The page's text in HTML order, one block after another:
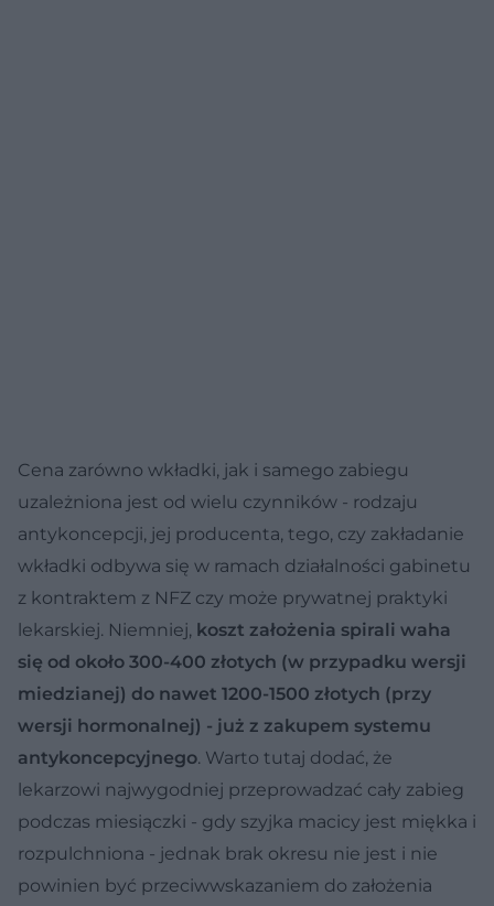
Cena zarówno wkładki, jak i samego zabiegu
uzależniona jest od wielu czynników - rodzaju
antykoncepcji, jej producenta, tego, czy zakładanie
wkładki odbywa się w ramach działalności gabinetu
z kontraktem z NFZ czy może prywatnej praktyki
lekarskiej. Niemniej, koszt założenia spirali waha
się od około 300-400 złotych (w przypadku wersji
miedzianej) do nawet 1200-1500 złotych (przy
wersji hormonalnej) - już z zakupem systemu
antykoncepcyjnego. Warto tutaj dodać, że
lekarzowi najwygodniej przeprowadzać cały zabieg
podczas miesiączki - gdy szyjka macicy jest miękka i
rozpulchniona - jednak brak okresu nie jest i nie
powinien być przeciwwskazaniem do założenia